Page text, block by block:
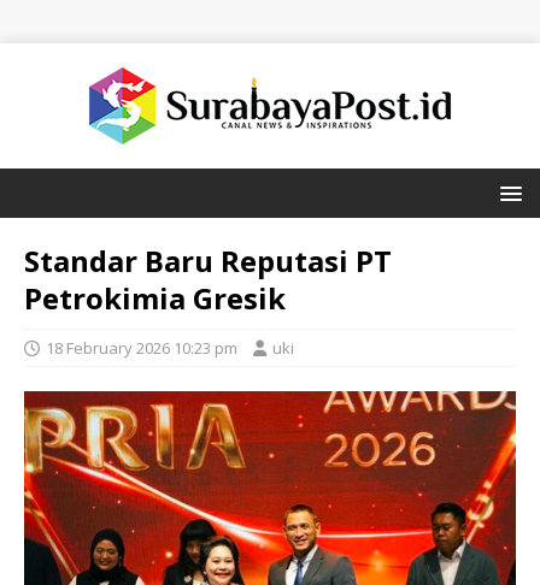
Standar Baru Reputasi PT
Petrokimia Gresik
18 February 2026 10:23 pm uki